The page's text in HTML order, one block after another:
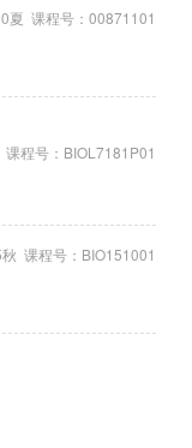
夏 课程号：00871101
程号：BIOL7181P01
课程号：BIO151001